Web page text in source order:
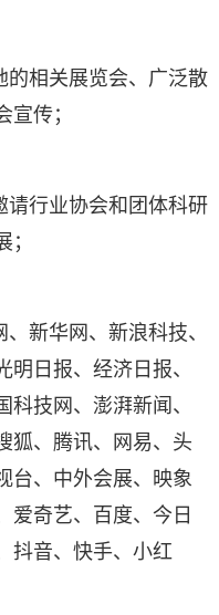
相关展览会、广泛散
传；
行业协会和团体科研
新华网、新浪科技、
日报、经济日报、
技网、澎湃新闻、
狐、腾讯、网易、头
台、中外会展、映象
爱奇艺、百度、今日
抖音、快手、小红